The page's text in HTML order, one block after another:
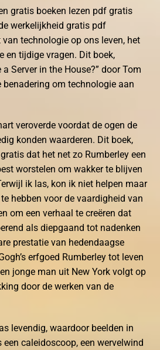
gratis boeken lezen pdf gratis
werkelijkheid gratis pdf
technologie op ons leven, het
en tijdige vragen. Dit boek,
Server in the House?” door Tom
benadering om technologie aan
veroverde voordat de ogen de
konden waarderen. Dit boek,
dat het net zo Rumberley een
worstelen om wakker te blijven
ik las, kon ik niet helpen maar
hebben voor de vaardigheid van
om een verhaal te creëren dat
als diepgaand tot nadenken
prestatie van hedendaagse
erfgoed Rumberley tot leven
jonge man uit New York volgt op
door de werken van de
levendig, waardoor beelden in
caleidoscoop, een wervelwind